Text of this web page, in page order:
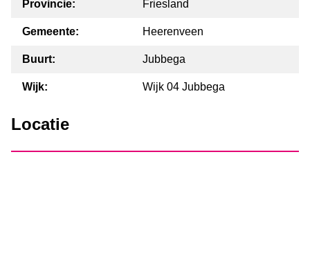
Provincie: Friesland
Gemeente: Heerenveen
Buurt: Jubbega
Wijk: Wijk 04 Jubbega
Locatie